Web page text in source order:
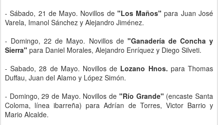
- Sábado, 21 de Mayo. Novillos de "Los Maños" para Juan José
Varela, Imanol Sánchez y Alejandro Jiménez.
- Domingo, 22 de Mayo. Novillos de "Ganadería de Concha y
Sierra" para Daniel Morales, Alejandro Enríquez y Diego Silveti.
- Sabado, 28 de Mayo. Novillos de Lozano Hnos. para Thomas
Duffau, Juan del Alamo y López Simón.
- Domingo, 29 de Mayo. Novillos de "Río Grande" (encaste Santa
Coloma, línea ibarreña) para Adrían de Torres, Victor Barrio y
Mario Alcalde.